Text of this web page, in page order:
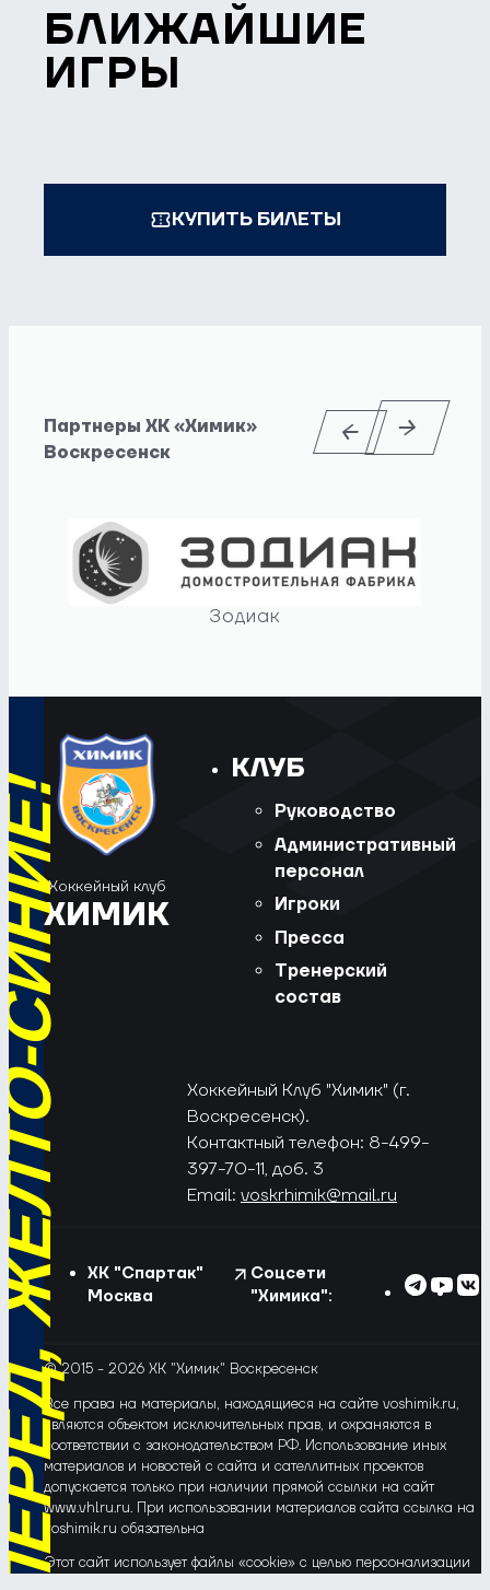
БЛИЖАЙШИЕ
ИГРЫ
КУПИТЬ БИЛЕТЫ
Партнеры ХК «Химик»
Воскресенск
Зодиак
СИНИЕ!
Хоккейный клуб
ХИМИК
КЛУБ
Руководство
Административный
персонал
Игроки
Пресса
Тренерский
состав
Хоккейный Клуб "Химик" (г.
Воскресенск).
Контактный телефон: 8-499-
397-70-11, доб. 3
Email: voskrhimik@mail.ru
ХК "Спартак"
Москва
Соцсети
"Химика":
© 2015 - 2026 ХК "Химик" Воскресенск
Все права на материалы, находящиеся на сайте voshimik.ru,
являются объектом исключительных прав, и охраняются в
соответствии с законодательством РФ. Использование иных
материалов и новостей с сайта и сателлитных проектов
допускается только при наличии прямой ссылки на сайт
www.vhlru.ru. При использовании материалов сайта ссылка на
voshimik.ru обязательна
Этот сайт использует файлы «cookie» с целью персонализации